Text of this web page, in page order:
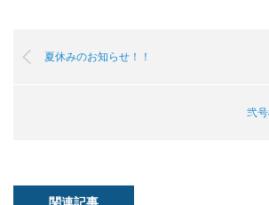
夏休みのお知らせ！！
弐
関連記事